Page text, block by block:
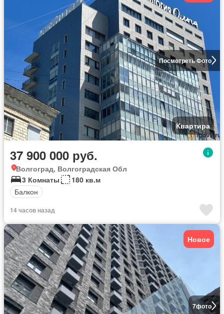
Посмотреть Фото
Квартира
37 900 000 руб.
Волгоград, Волгоградская Обл
3 Комнаты
180 кв.м
Балкон
14 часов назад
7фото
Новое